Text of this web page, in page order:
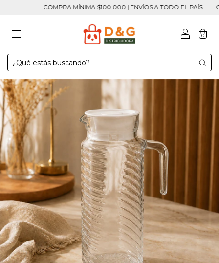
COMPRA MÍNIMA $100.000 | ENVÍOS A TODO EL PAÍS
0